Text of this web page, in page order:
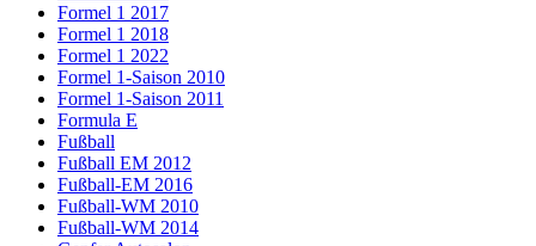
Formel 1 2017
Formel 1 2018
Formel 1 2022
Formel 1-Saison 2010
Formel 1-Saison 2011
Formula E
Fußball
Fußball EM 2012
Fußball-EM 2016
Fußball-WM 2010
Fußball-WM 2014